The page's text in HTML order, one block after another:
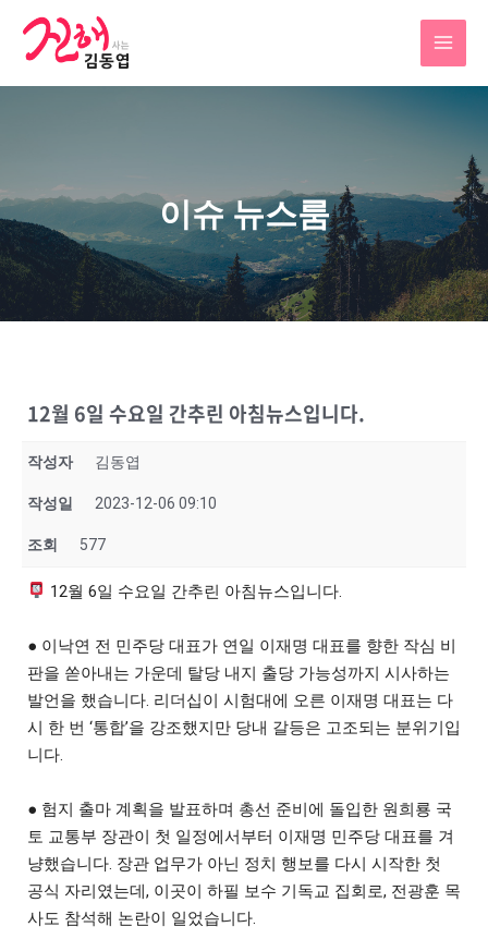
이슈 뉴스룸
12월 6일 수요일 간추린 아침뉴스입니다.
작성자 김동엽
작성일 2023-12-06 09:10
조회 577
12월 6일 수요일 간추린 아침뉴스입니다.
● 이낙연 전 민주당 대표가 연일 이재명 대표를 향한 작심 비
판을 쏟아내는 가운데 탈당 내지 출당 가능성까지 시사하는
발언을 했습니다. 리더십이 시험대에 오른 이재명 대표는 다
시 한 번 ‘통합’을 강조했지만 당내 갈등은 고조되는 분위기입
니다.
● 험지 출마 계획을 발표하며 총선 준비에 돌입한 원희룡 국
토 교통부 장관이 첫 일정에서부터 이재명 민주당 대표를 겨
냥했습니다. 장관 업무가 아닌 정치 행보를 다시 시작한 첫
공식 자리였는데, 이곳이 하필 보수 기독교 집회로, 전광훈 목
사도 참석해 논란이 일었습니다.